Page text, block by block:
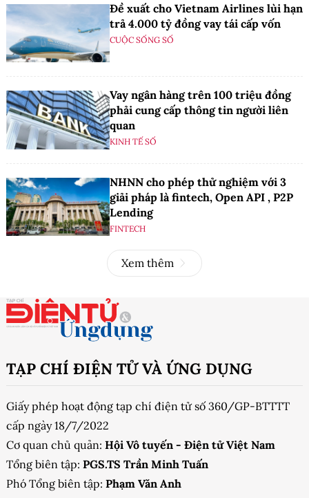
Đề xuất cho Vietnam Airlines lùi hạn
trả 4.000 tỷ đồng vay tái cấp vốn
CUỘC SỐNG SỐ
Vay ngân hàng trên 100 triệu đồng
phải cung cấp thông tin người liên
quan
KINH TẾ SỐ
NHNN cho phép thử nghiệm với 3
giải pháp là fintech, Open API , P2P
Lending
FINTECH
Xem thêm
TẠP CHÍ ĐIỆN TỬ VÀ ỨNG DỤNG
Giấy phép hoạt động tạp chí điện tử số 360/GP-BTTTT
cấp ngày 18/7/2022
Cơ quan chủ quản: Hội Vô tuyến - Điện tử Việt Nam
Tổng biên tập: PGS.TS Trần Minh Tuấn
Phó Tổng biên tập: Phạm Văn Anh